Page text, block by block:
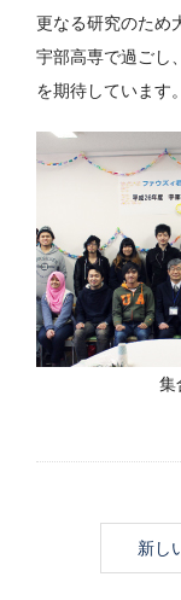
更なる研究のため
宇部高専で過ごし
を期待しています。
集
新し